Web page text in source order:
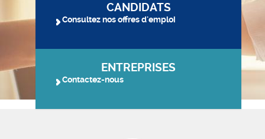
CANDIDATS
Consultez nos offres d'emploi
ENTREPRISES
Contactez-nous